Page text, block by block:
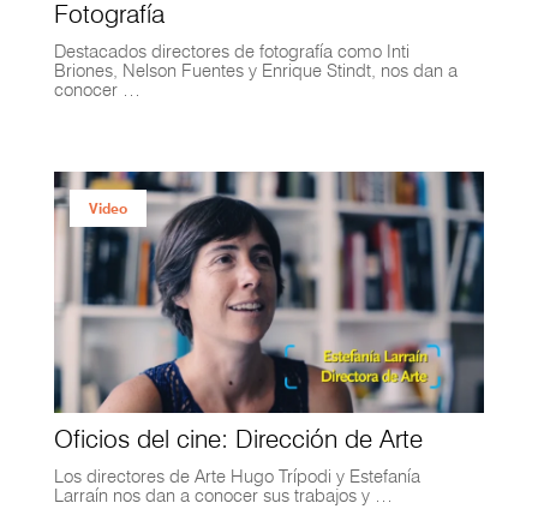
Fotografía
Destacados directores de fotografía como Inti
Briones, Nelson Fuentes y Enrique Stindt, nos dan a
conocer …
Video
Oficios del cine: Dirección de Arte
Los directores de Arte Hugo Trípodi y Estefanía
Larraín nos dan a conocer sus trabajos y …